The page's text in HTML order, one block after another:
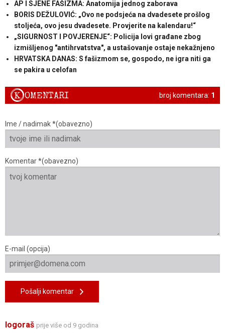
AP I SJENE FAŠIZMA: Anatomija jednog zaborava
BORIS DEŽULOVIĆ: „Ovo ne podsjeća na dvadesete prošlog
stoljeća, ovo jesu dvadesete. Provjerite na kalendaru!“
„SIGURNOST I POVJERENJE“: Policija lovi građane zbog
izmišljenog "antihrvatstva", a ustašovanje ostaje nekažnjeno
HRVATSKA DANAS: S fašizmom se, gospodo, ne igra niti ga
se pakira u celofan
broj komentara: 1
KOMENTARI
Ime / nadimak *(obavezno)
Komentar *(obavezno)
E-mail (opcija)
Pošalji komentar
logoraš prije više od 9 godina